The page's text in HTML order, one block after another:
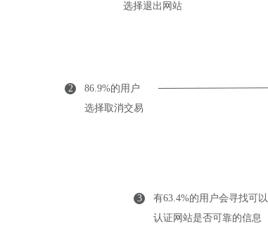
选择退出网站
2
86.9%的用户
选择取消交易
3
有63.4%的用户会寻找可以
认证网站是否可靠的信息